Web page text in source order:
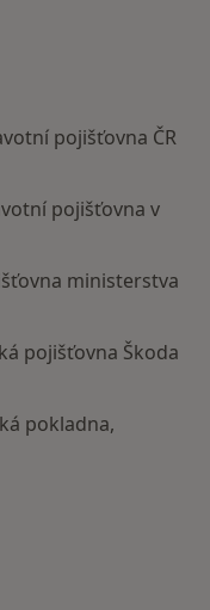
pojišťovna ČR
pojišťovna v
ministerstva
pojišťovna Škoda
pokladna,